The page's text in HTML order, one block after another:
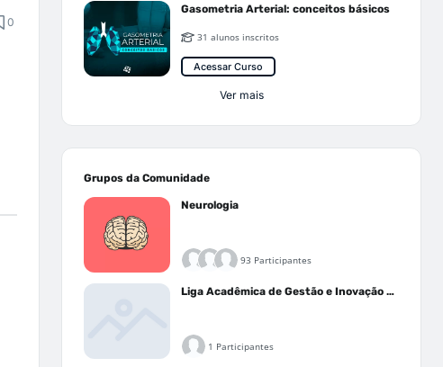
0
Gasometria Arterial: conceitos básicos
31 alunos inscritos
Acessar Curso
Ver mais
Grupos da Comunidade
Neurologia
93 Participantes
Liga Acadêmica de Gestão e Inovação Médica - LAGIM
1 Participantes